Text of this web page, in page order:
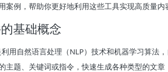
案例，帮助你更好地利用这些工具实现高质量内
基础概念
用自然语言处理（NLP）技术和机器学习算法
主题、关键词或指令，快速生成各种类型的文章